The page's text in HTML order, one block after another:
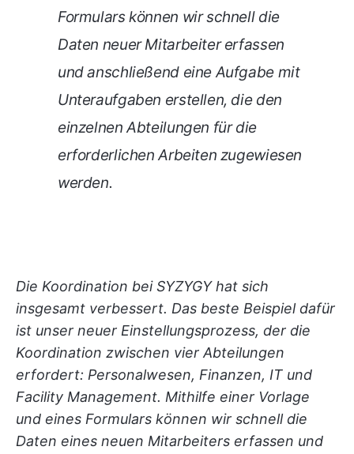
Formulars können wir schnell die
Daten neuer Mitarbeiter erfassen
und anschließend eine Aufgabe mit
Unteraufgaben erstellen, die den
einzelnen Abteilungen für die
erforderlichen Arbeiten zugewiesen
werden.
Die Koordination bei SYZYGY hat sich
insgesamt verbessert. Das beste Beispiel dafür
ist unser neuer Einstellungsprozess, der die
Koordination zwischen vier Abteilungen
erfordert: Personalwesen, Finanzen, IT und
Facility Management. Mithilfe einer Vorlage
und eines Formulars können wir schnell die
Daten eines neuen Mitarbeiters erfassen und